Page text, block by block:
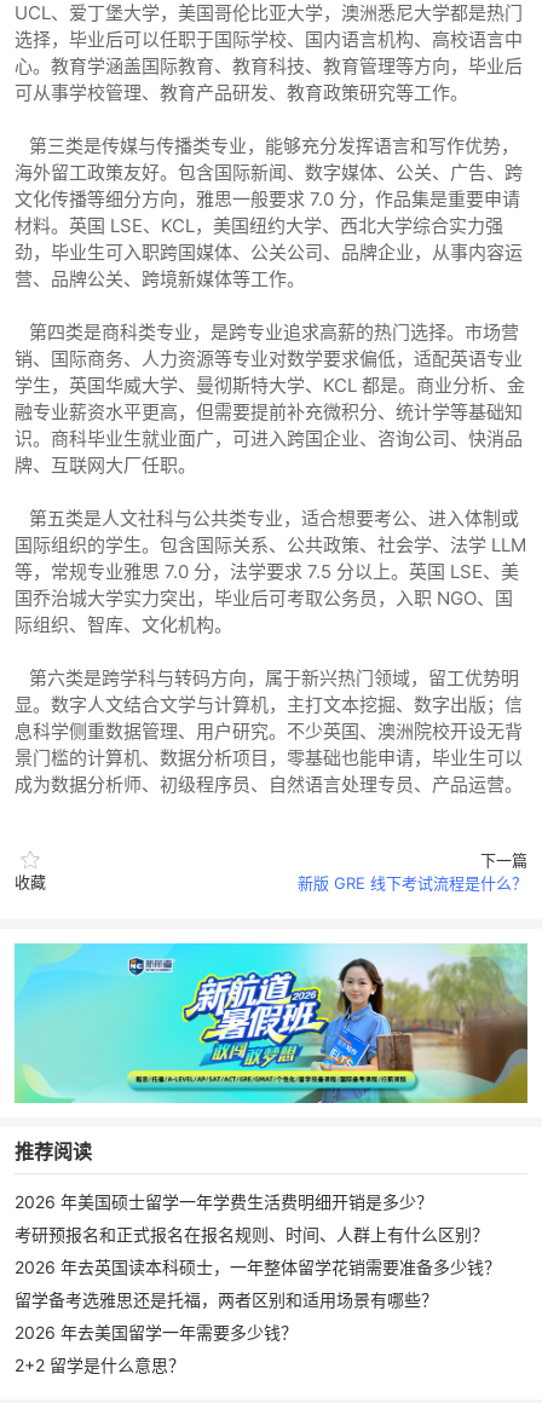
UCL、爱丁堡大学，美国哥伦比亚大学，澳洲悉尼大学都是热门
选择，毕业后可以任职于国际学校、国内语言机构、高校语言中
心。教育学涵盖国际教育、教育科技、教育管理等方向，毕业后
可从事学校管理、教育产品研发、教育政策研究等工作。
第三类是传媒与传播类专业，能够充分发挥语言和写作优势，
海外留工政策友好。包含国际新闻、数字媒体、公关、广告、跨
文化传播等细分方向，雅思一般要求 7.0 分，作品集是重要申请
材料。英国 LSE、KCL，美国纽约大学、西北大学综合实力强
劲，毕业生可入职跨国媒体、公关公司、品牌企业，从事内容运
营、品牌公关、跨境新媒体等工作。
第四类是商科类专业，是跨专业追求高薪的热门选择。市场营
销、国际商务、人力资源等专业对数学要求偏低，适配英语专业
学生，英国华威大学、曼彻斯特大学、KCL 都是。商业分析、金
融专业薪资水平更高，但需要提前补充微积分、统计学等基础知
识。商科毕业生就业面广，可进入跨国企业、咨询公司、快消品
牌、互联网大厂任职。
第五类是人文社科与公共类专业，适合想要考公、进入体制或
国际组织的学生。包含国际关系、公共政策、社会学、法学 LLM
等，常规专业雅思 7.0 分，法学要求 7.5 分以上。英国 LSE、美
国乔治城大学实力突出，毕业后可考取公务员，入职 NGO、国
际组织、智库、文化机构。
第六类是跨学科与转码方向，属于新兴热门领域，留工优势明
显。数字人文结合文学与计算机，主打文本挖掘、数字出版；信
息科学侧重数据管理、用户研究。不少英国、澳洲院校开设无背
景门槛的计算机、数据分析项目，零基础也能申请，毕业生可以
成为数据分析师、初级程序员、自然语言处理专员、产品运营。
收藏
下一篇
新版 GRE 线下考试流程是什么？
推荐阅读
2026 年美国硕士留学一年学费生活费明细开销是多少？
考研预报名和正式报名在报名规则、时间、人群上有什么区别？
2026 年去英国读本科硕士，一年整体留学花销需要准备多少钱？
留学备考选雅思还是托福，两者区别和适用场景有哪些？
2026 年去美国留学一年需要多少钱？
2+2 留学是什么意思？